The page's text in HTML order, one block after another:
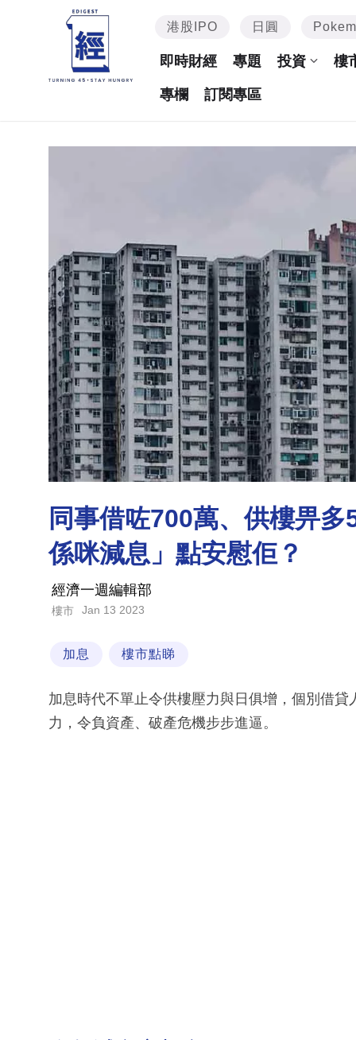
港股IPO 日圓
即時財經 專題 投資 樓
專欄 訂閱專區
同事借咗700萬、供樓畀
係咪減息」點安慰佢？
經濟一週編輯部
樓市 Jan 13 2023
加息 樓市點睇
加息時代不單止令供樓壓力與日俱增，個別借
力，令負資產、破產危機步步進逼。